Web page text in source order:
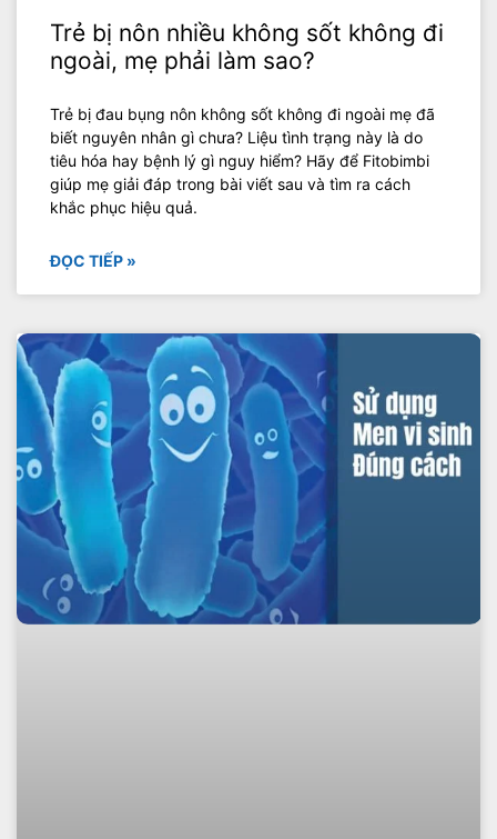
Trẻ bị nôn nhiều không sốt không đi
ngoài, mẹ phải làm sao?
Trẻ bị đau bụng nôn không sốt không đi ngoài mẹ đã
biết nguyên nhân gì chưa? Liệu tình trạng này là do
tiêu hóa hay bệnh lý gì nguy hiểm? Hãy để Fitobimbi
giúp mẹ giải đáp trong bài viết sau và tìm ra cách
khắc phục hiệu quả.
ĐỌC TIẾP »